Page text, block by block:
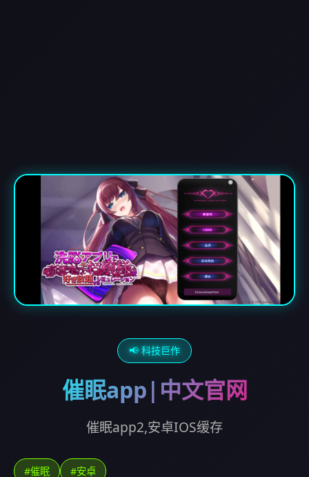
📢 科技巨作
催眠app|中文官网
催眠app2,安卓IOS缓存
#催眠 #安卓